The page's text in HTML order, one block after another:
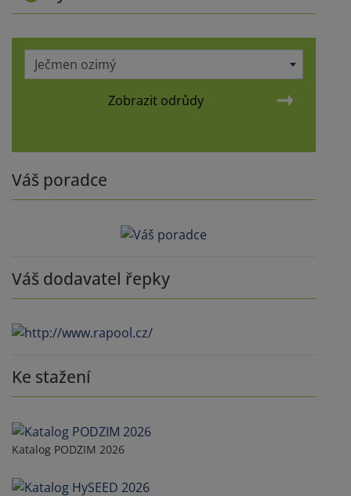
Ječmen ozimý
Zobrazit odrůdy
Váš poradce
Váš dodavatel řepky
Ke stažení
Katalog PODZIM 2026